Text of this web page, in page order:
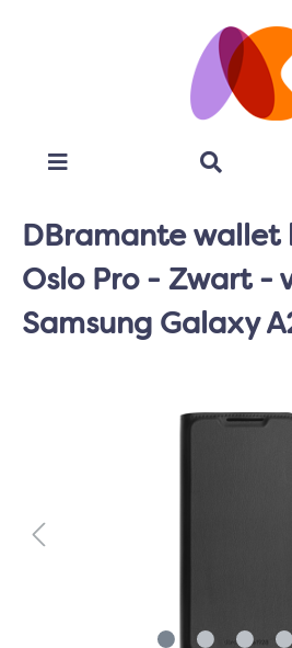
DBramante wallet
Oslo Pro - Zwart -
Samsung Galaxy